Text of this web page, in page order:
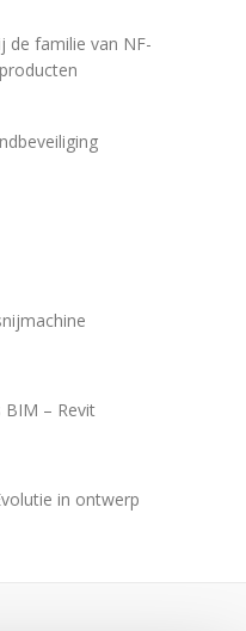
de familie van NF-
– Revit
in ontwerp